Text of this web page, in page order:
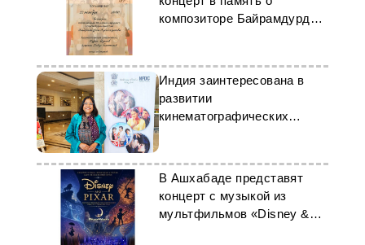
композиторе Байрамдурды
Индия заинтересована в
развитии
кинематографических
связей с Туркменистаном
В Ашхабаде представят
концерт с музыкой из
мультфильмов «Disney &